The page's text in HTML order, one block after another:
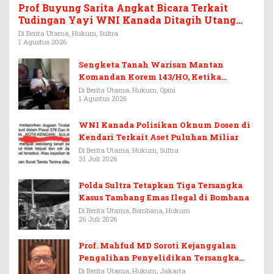
Prof Buyung Sarita Angkat Bicara Terkait
Tudingan Yayi WNI Kanada Ditagih Utang
Rp3,6 Miliar
Di Berita Utama, Hukum, Sultra
1 Agustus 2026
Sengketa Tanah Warisan Mantan
Komandan Korem 143/HO, Ketika
Warisan Menjadi Arena Pemerasan
Di Berita Utama, Hukum, Opini
1 Agustus 2026
WNI Kanada Polisikan Oknum Dosen di
Kendari Terkait Aset Puluhan Miliar
Di Berita Utama, Hukum, Sultra
31 Juli 2026
Polda Sultra Tetapkan Tiga Tersangka
Kasus Tambang Emas Ilegal di Bombana
Di Berita Utama, Bombana, Hukum
26 Juli 2026
Prof. Mahfud MD Soroti Kejanggalan
Pengalihan Penyelidikan Tersangka
Febrie Adriansyah
Di Berita Utama, Hukum, Jakarta